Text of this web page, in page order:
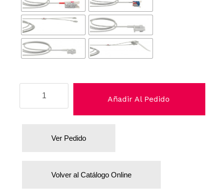
Añadir Al Pedido
Ver Pedido
Volver al Catálogo Online